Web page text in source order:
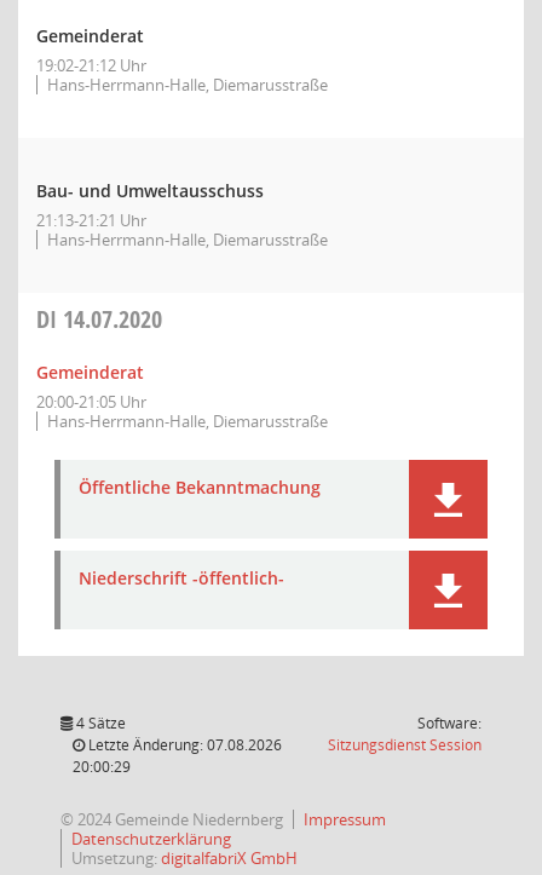
Gemeinderat
19:02-21:12 Uhr
Hans-Herrmann-Halle, Diemarusstraße
Bau- und Umweltausschuss
21:13-21:21 Uhr
Hans-Herrmann-Halle, Diemarusstraße
DI 14.07.2020
Gemeinderat
20:00-21:05 Uhr
Hans-Herrmann-Halle, Diemarusstraße
Öffentliche Bekanntmachung
Niederschrift -öffentlich-
4 Sätze
Letzte Änderung: 07.08.2026
20:00:29
Software:
SitzungsdienstSession(Wird in
© 2024 Gemeinde Niedernberg
Impressum
Datenschutzerklärung
Umsetzung:digitalfabriX GmbH